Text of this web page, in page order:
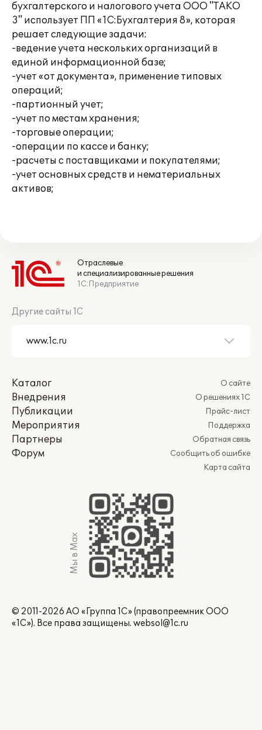
бухгалтерского и налогового учета ООО "ТАКО
3" использует ПП «1С:Бухгалтерия 8», которая
решает следующие задачи:
-ведение учета нескольких организаций в
единой информационной базе;
-учет «от документа», применение типовых
операций;
-партионный учет;
-учет по местам хранения;
-торговые операции;
-операции по кассе и банку;
-расчеты с поставщиками и покупателями;
-учет основных средств и нематериальных
активов;
Отраслевые
и специализированные решения
1С:Предприятие
Другие сайты 1С
Каталог
Внедрения
Публикации
Мероприятия
Партнеры
Форум
О сайте
О решениях 1С
Прайс-лист
Поддержка
Обратная связь
Сообщить об ошибке
Карта сайта
Мы в Max
© 2011-2026 АО «Группа 1С» (правопреемник ООО
«1С»). Все права защищены. websol@1c.ru